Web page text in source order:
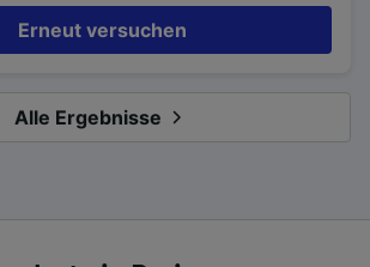
Erneut versuchen
Alle Ergebnisse